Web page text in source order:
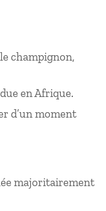
champignon,
en Afrique.
d’un moment
majoritairement